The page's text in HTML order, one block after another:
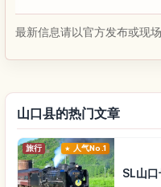
最新信息请以官方发布或现场
山口县的热门文章
旅行 人气No.1
SL山